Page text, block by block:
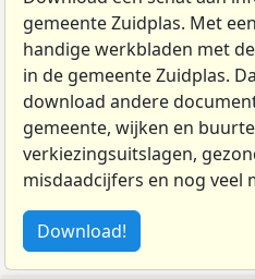
gemeente Zuidplas. Met een
handige werkbladen met
in de gemeente Zuidplas.
download andere
gemeente, wijken en
verkiezingsuitslagen,
misdaadcijfers en nog veel
Download!